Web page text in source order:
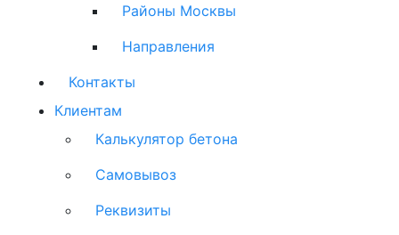
Районы Москвы
Направления
Контакты
Клиентам
Калькулятор бетона
Самовывоз
Реквизиты